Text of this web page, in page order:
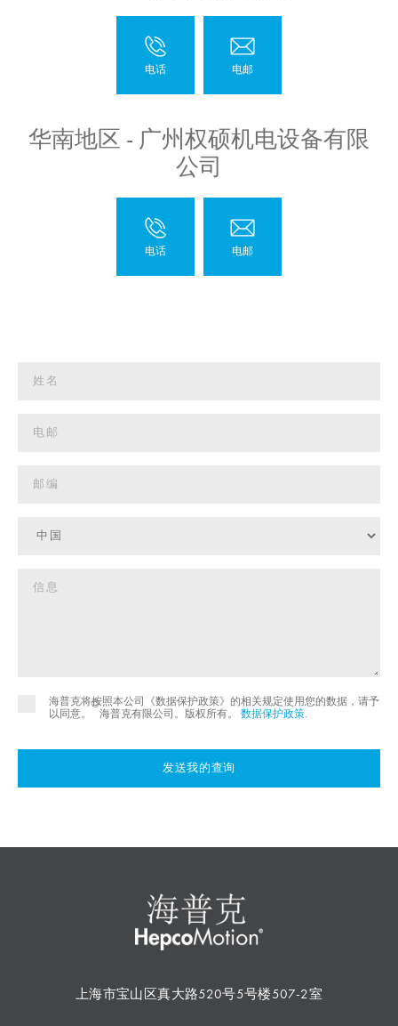
华南地区 - 广州权硕机电设备有限
公司
海普克将按照本公司《数据保护政策》的相关规定使用您的数据，请予
以同意。
©
海普克有限公司。版权所有。 数据保护政策
发送我的查询
上海市宝山区真大路520号5号楼507-2室